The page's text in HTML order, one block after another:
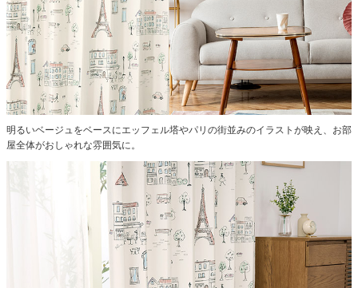
明るいベージュをベースにエッフェル塔やパリの街並みのイラストが映え、お部
屋全体がおしゃれな雰囲気に。